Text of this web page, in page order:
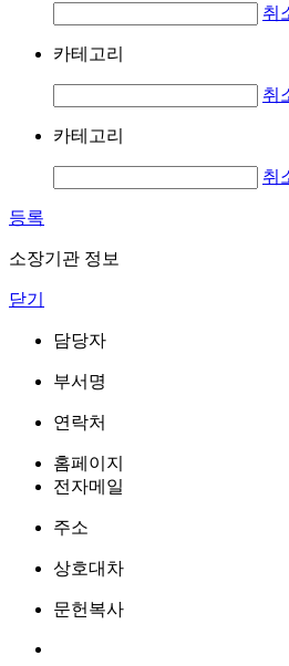
취
카테고리
취
카테고리
취
등록
소장기관 정보
닫기
담당자
부서명
연락처
홈페이지
전자메일
주소
상호대차
문헌복사